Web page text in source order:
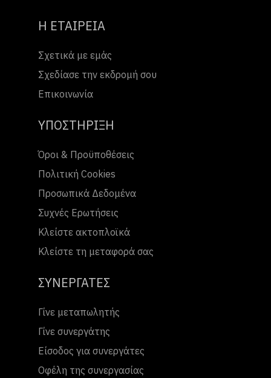
Η ΕΤΑΙΡΕΙΑ
Σχετικά με εμάς
Σχεδίασε την εκδρομή σου
Επικοινωνία
ΥΠΟΣΤΗΡΙΞΗ
Όροι & Προϋποθέσεις
Πολιτική Cookies
Προσωπικά Δεδομένα
Συχνές Ερωτήσεις
Κλείστε ακτοπλοϊκά
Κλείστε τη μεταφορά σας
ΣΥΝΕΡΓΑΤΕΣ
Γίνε μεταπωλητής
Γίνε συνεργάτης
Είσοδος για συνεργάτες
Οφέλη της συνεργασίας